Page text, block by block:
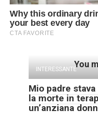
You
INTERESSANTE
Mio padre
la morte in
un’anziana